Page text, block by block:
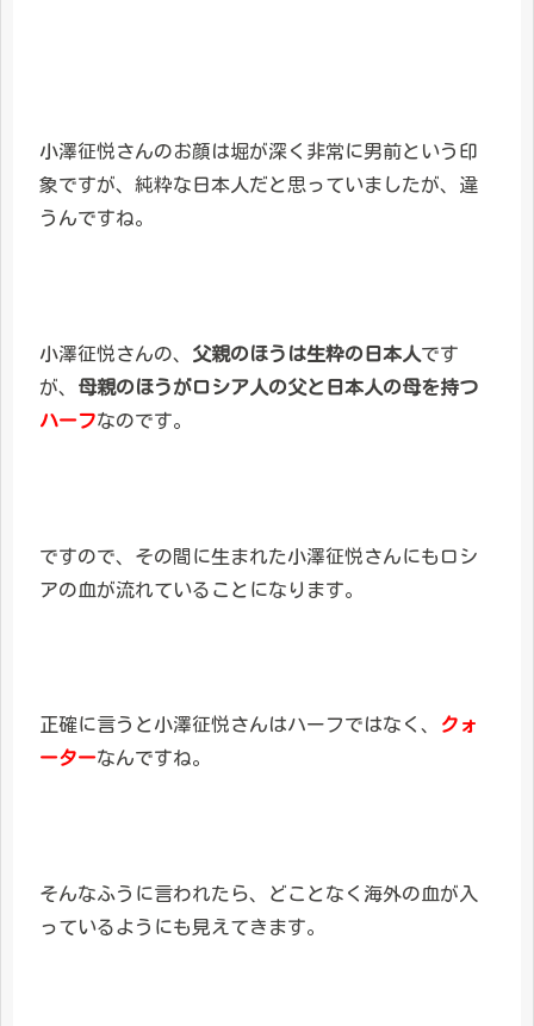
小澤征悦さんのお顔は堀が深く非常に男前という印
象ですが、純粋な日本人だと思っていましたが、違
うんですね。
小澤征悦さんの、 父親のほうは生粋の日本人です
が、 母親のほうがロシア人の父と日本人の母を持つ
ハーフなのです。
ですので、その間に生まれた小澤征悦さんにもロシ
アの血が流れていることになります。
正確に言うと小澤征悦さんはハーフではなく、
クォ
ーターなんですね。
そんなふうに言われたら、どことなく海外の血が入
っているようにも見えてきます。